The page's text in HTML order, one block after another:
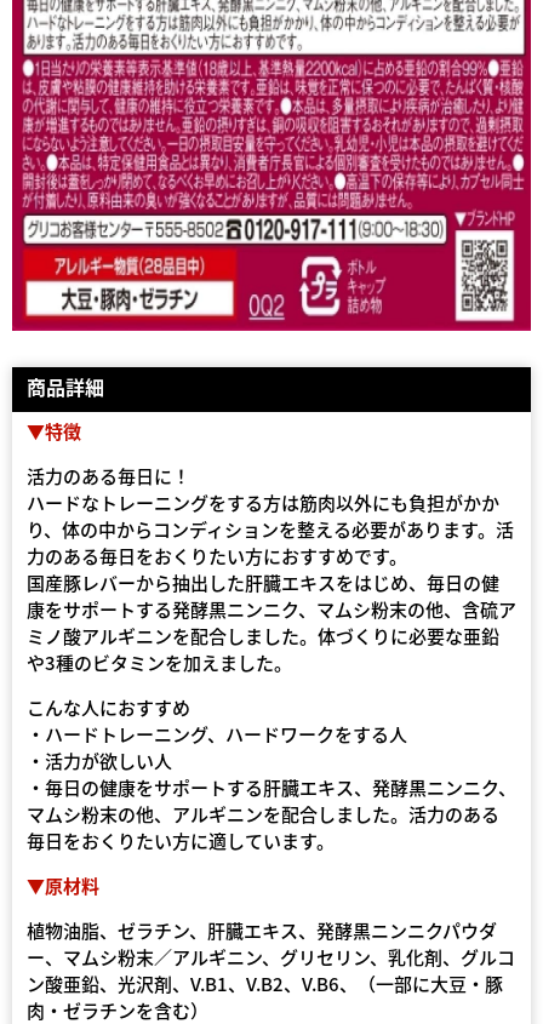
商品詳細
▼特徴
活力のある毎日に！
ハードなトレーニングをする方は筋肉以外にも負担がかか
り、体の中からコンディションを整える必要があります。活
力のある毎日をおくりたい方におすすめです。
国産豚レバーから抽出した肝臓エキスをはじめ、毎日の健
康をサポートする発酵黒ニンニク、マムシ粉末の他、含硫ア
ミノ酸アルギニンを配合しました。体づくりに必要な亜鉛
や3種のビタミンを加えました。
こんな人におすすめ
・ハードトレーニング、ハードワークをする人
・活力が欲しい人
・毎日の健康をサポートする肝臓エキス、発酵黒ニンニク、
マムシ粉末の他、アルギニンを配合しました。活力のある
毎日をおくりたい方に適しています。
▼原材料
植物油脂、ゼラチン、肝臓エキス、発酵黒ニンニクパウダ
ー、マムシ粉末／アルギニン、グリセリン、乳化剤、グルコ
ン酸亜鉛、光沢剤、V.B1、V.B2、V.B6、（一部に大豆・豚
肉・ゼラチンを含む）